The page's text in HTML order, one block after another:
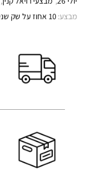
מבצע: 10 אחוז על שק שני